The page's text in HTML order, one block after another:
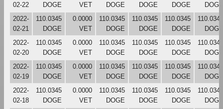
02-22
DOGE
VET
DOGE
DOGE
DOGE
DOGE
2022-
02-21
110.0345
DOGE
0.0000
VET
110.0345
DOGE
110.0345
DOGE
110.0345
DOGE
110.0345
DOGE
2022-
02-20
110.0345
DOGE
0.0000
VET
110.0345
DOGE
110.0345
DOGE
110.0345
DOGE
110.0345
DOGE
2022-
02-19
110.0345
DOGE
0.0000
VET
110.0345
DOGE
110.0345
DOGE
110.0345
DOGE
110.0345
DOGE
2022-
02-18
110.0345
DOGE
0.0000
VET
110.0345
DOGE
110.0345
DOGE
110.0345
DOGE
110.0345
DOGE